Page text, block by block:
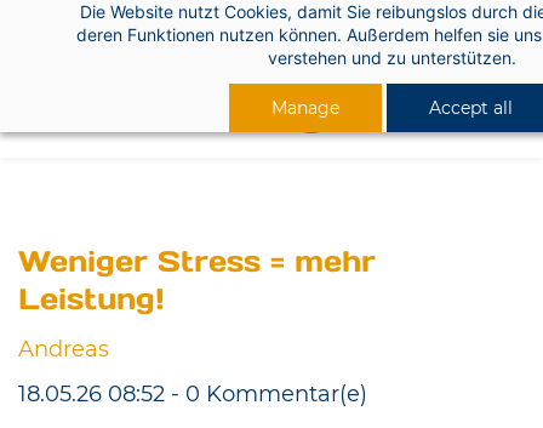
Die Website nutzt Cookies, damit Sie reibungslos durch
deren Funktionen nutzen können. Außerdem helfen sie
verstehen und zu unterstützen.
Manage Accept all
content
Weniger Stress = mehr
Leistung!
Andreas
18.05.26 08:52 - 0 Kommentar(e)